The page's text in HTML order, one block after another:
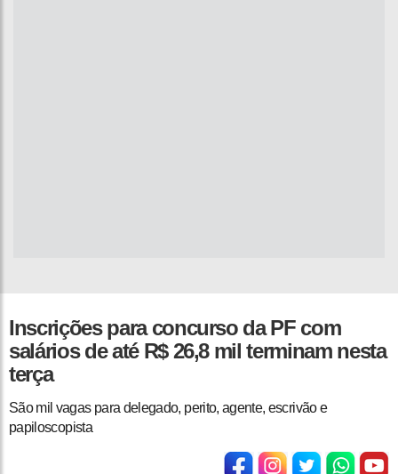
Inscrições para concurso da PF com
salários de até R$ 26,8 mil terminam nesta
terça
São mil vagas para delegado, perito, agente, escrivão e
papiloscopista